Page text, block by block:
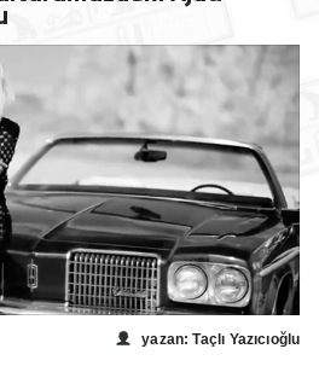
yazan: Taçlı Yazıcıoğlu